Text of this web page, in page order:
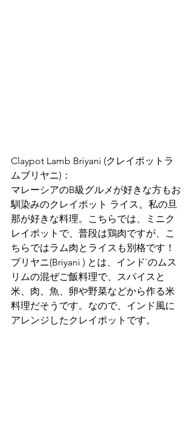
Claypot Lamb Briyani (クレイポットラ
ムブリヤニ)：
マレーシアのB級グルメが好きな方もお
馴染みのクレイポット ライス。私の旦
那が好きな料理。こちらでは、ミニク
レイポットで、普段は鶏肉ですが、こ
ちらではラム肉とライスも別格です！
ブリヤニ(Briyani ) とは、インド`のムス
リムの混ぜご飯料理で、スパイスと
米、肉、魚、卵や野菜などから作る米
料理だそうです。なので、インド風に
アレンジしたクレイポットです。